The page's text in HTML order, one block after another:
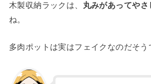
木製収納ラックは、 丸みがあってや
ね。
多肉ポットは実はフェイクなのだそう